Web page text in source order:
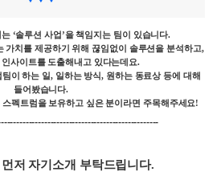
는 ‘솔루션 사업’을 책임지는 팀이 있습니다.
가치를 제공하기 위해 끊임없이 솔루션을 분석하고,
사이트를 도출해내고 있다는데요.
이 하는 일, 일하는 방식, 원하는 동료상 등에 대해
들어봤습니다.
펙트럼을 보유하고 싶은 분이라면 주목해주세요!
먼저 자기소개 부탁드립니다.